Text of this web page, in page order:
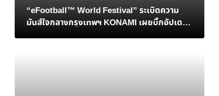
“eFootball™ World Festival” ระเบิดความ
มันส์ใจกลางกรุงเทพฯ KONAMI เผยบิ๊กอัปเดต